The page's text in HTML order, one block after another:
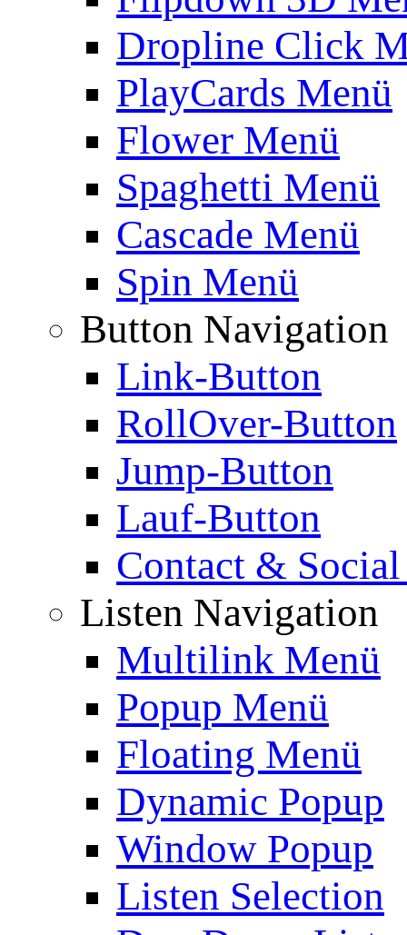
Dropline Click
PlayCards Menü
Flower Menü
Spaghetti Menü
Cascade Menü
Spin Menü
Button Navigation
Link-Button
RollOver-Button
Jump-Button
Lauf-Button
Contact &
Listen Navigation
Multilink Menü
Popup Menü
Floating Menü
Dynamic Popup
Window Popup
Listen Selection